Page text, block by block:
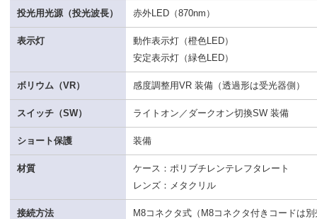
投光用光源（投光波長） 赤外LED（870nm）
表示灯
動作表示灯（橙色LED）
安定表示灯（緑色LED）
ボリウム（VR） 感度調整用VR 装備（透過形は受光器側）
スイッチ（SW） ライトオン／ダークオン切換SW 装備
ショート保護 装備
材質
ケース：ポリブチレンテレフタレート
レンズ：メタクリル
接続方法 M8コネクタ式（M8コネクタ付きコードは